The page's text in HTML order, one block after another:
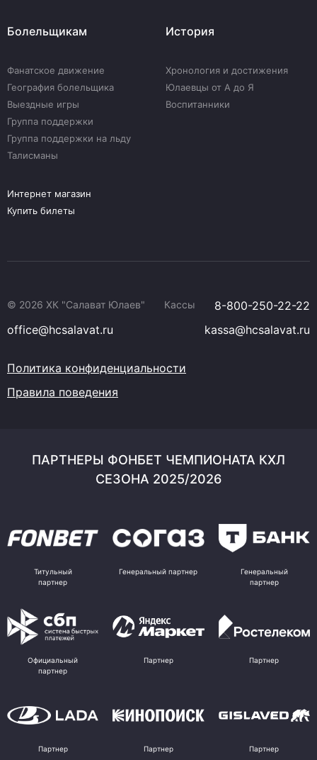
Болельщикам
Фанатское движение
География болельщика
Выездные игры
Группа поддержки
Группа поддержки на льду
Талисманы
История
Хронология и достижения
Юлаевцы от А до Я
Воспитанники
Интернет магазин
Купить билеты
© 2026 ХК "Салават Юлаев" Кассы
8-800-250-22-22
office@hcsalavat.ru
kassa@hcsalavat.ru
Политика конфиденциальности
Правила поведения
ПАРТНЕРЫ ФОНБЕТ ЧЕМПИОНАТА КХЛ
СЕЗОНА 2025/2026
Титульный
партнер
Генеральный партнер
Генеральный
партнер
Официальный
партнер
Партнер Партнер
Партнер Партнер Партнер